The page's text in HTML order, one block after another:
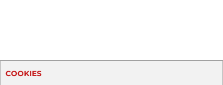
COOKIES